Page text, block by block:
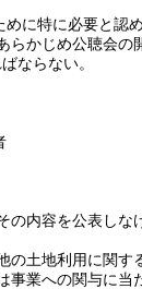
に特に必要と認
かじめ公聴会
ならない。
内容を公表しな
土地利用に関す
業への関与に